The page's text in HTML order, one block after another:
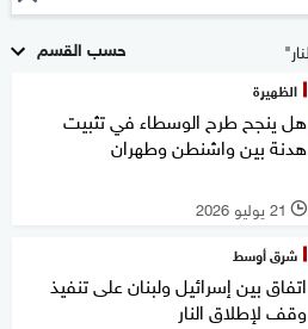
حسب القسم
الظهيرة
هل ينجح طرح الوسطاء في تثبيت
هدنة بين واشنطن وطهران
l 21 يوليو 2026
شرق أوسط
اتفاق بين إسرائيل ولبنان على تنفيذ
وقف لإطلاق النار